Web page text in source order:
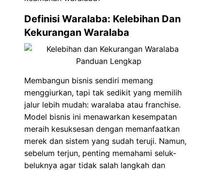
Definisi Waralaba: Kelebihan Dan
Kekurangan Waralaba
Membangun bisnis sendiri memang
menggiurkan, tapi tak sedikit yang memilih
jalur lebih mudah: waralaba atau franchise.
Model bisnis ini menawarkan kesempatan
meraih kesuksesan dengan memanfaatkan
merek dan sistem yang sudah teruji. Namun,
sebelum terjun, penting memahami seluk-
beluknya agar tidak salah langkah dan